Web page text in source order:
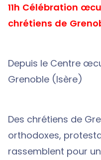
11h Célébration
chrétiens de
Depuis le Centre
Grenoble (Isère)
Des chrétiens de
orthodoxes,
rassemblent pour